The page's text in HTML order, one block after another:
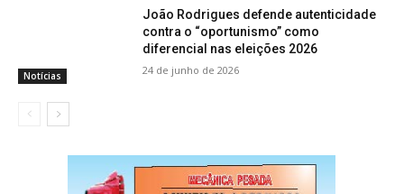
Notícias
João Rodrigues defende autenticidade
contra o “oportunismo” como
diferencial nas eleições 2026
24 de junho de 2026